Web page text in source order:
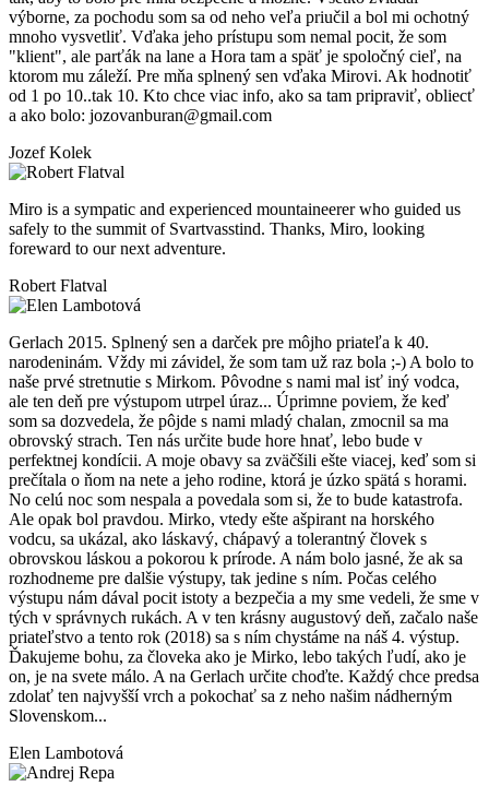
výborne, za pochodu som sa od neho veľa priučil a bol mi ochotný
mnoho vysvetliť. Vďaka jeho prístupu som nemal pocit, že som
"klient", ale parťák na lane a Hora tam a späť je spoločný cieľ, na
ktorom mu záleží. Pre mňa splnený sen vďaka Mirovi. Ak hodnotiť
od 1 po 10..tak 10. Kto chce viac info, ako sa tam pripraviť, obliecť
a ako bolo: jozovanburan@gmail.com
Jozef Kolek
Miro is a sympatic and experienced mountaineerer who guided us
safely to the summit of Svartvasstind. Thanks, Miro, looking
foreward to our next adventure.
Robert Flatval
Gerlach 2015. Splnený sen a darček pre môjho priateľa k 40.
narodeninám. Vždy mi závidel, že som tam už raz bola ;-) A bolo to
naše prvé stretnutie s Mirkom. Pôvodne s nami mal isť iný vodca,
ale ten deň pre výstupom utrpel úraz... Úprimne poviem, že keď
som sa dozvedela, že pôjde s nami mladý chalan, zmocnil sa ma
obrovský strach. Ten nás určite bude hore hnať, lebo bude v
perfektnej kondícii. A moje obavy sa zväčšili ešte viacej, keď som si
prečítala o ňom na nete a jeho rodine, ktorá je úzko spätá s horami.
No celú noc som nespala a povedala som si, že to bude katastrofa.
Ale opak bol pravdou. Mirko, vtedy ešte ašpirant na horského
vodcu, sa ukázal, ako láskavý, chápavý a tolerantný človek s
obrovskou láskou a pokorou k prírode. A nám bolo jasné, že ak sa
rozhodneme pre dalšie výstupy, tak jedine s ním. Počas celého
výstupu nám dával pocit istoty a bezpečia a my sme vedeli, že sme v
tých v správnych rukách. A v ten krásny augustový deň, začalo naše
priateľstvo a tento rok (2018) sa s ním chystáme na náš 4. výstup.
Ďakujeme bohu, za človeka ako je Mirko, lebo takých ľudí, ako je
on, je na svete málo. A na Gerlach určite choďte. Každý chce predsa
zdolať ten najvyšší vrch a pokochať sa z neho našim nádherným
Slovenskom...
Elen Lambotová